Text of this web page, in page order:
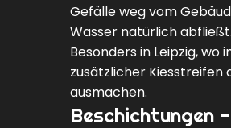
Gefälle weg vom
Wasser natürlich abfließt.
Besonders in Leipzig,
zusätzlicher Kiesstreifen
ausmachen.
Beschichtungen